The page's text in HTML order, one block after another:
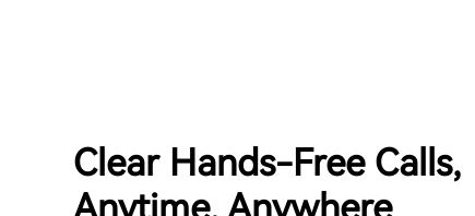
Clear Hands-Free Calls,